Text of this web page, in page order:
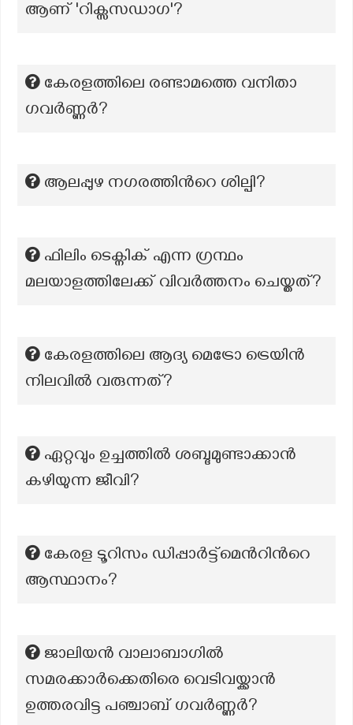
ആണ് 'റിക്സസഡാഗ'?
കേരളത്തിലെ രണ്ടാമത്തെ വനിതാ
ഗവർണ്ണർ?
ആലപ്പുഴ നഗരത്തിന്‍റെ ശില്പി?
ഫിലിം ടെക്നിക്‌ എന്ന ഗ്രന്ഥം
മലയാളത്തിലേക്ക് വിവര്‍ത്തനം ചെയ്തത്?
കേരളത്തിലെ ആദ്യ മെട്രോ ട്രെയിൻ
നിലവിൽ വരുന്നത്?
ഏറ്റവും ഉച്ചത്തിൽ ശബ്ദമുണ്ടാക്കാൻ
കഴിയുന്ന ജീവി?
കേരള ടൂറിസം ഡിപ്പാര്‍ട്ട്മെന്‍റിന്‍റെ
ആസ്ഥാനം?
ജാലിയൻ വാലാബാഗിൽ
സമരക്കാർക്കെതിരെ വെടിവയ്ക്കാൻ
ഉത്തരവിട്ട പഞ്ചാബ് ഗവർണ്ണർ?